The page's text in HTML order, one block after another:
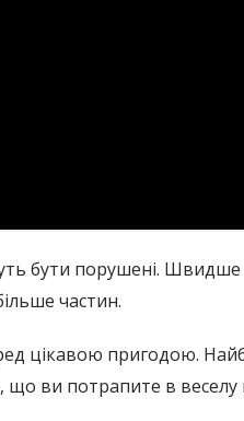
бути порушені. Швидше
частин.
цікавою пригодою.
що ви потрапите в